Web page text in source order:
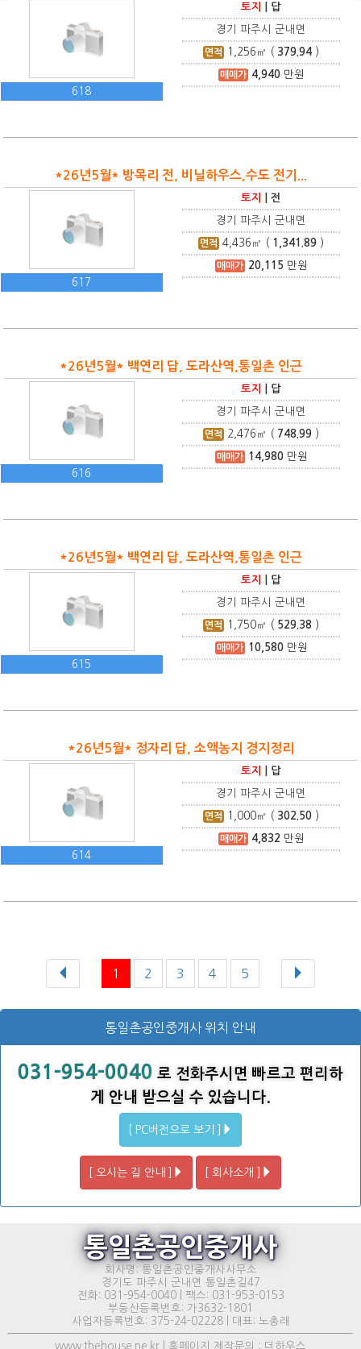
618
토지 답
경기 파주시 군내면
면적 1,256 ㎡ ( 379.94 )
매매가 4,940만원
*26년5월* 방목리 전, 비닐하우스,수도 전기...
617
토지 |전
경기 파주시 군내면
면적 4,436 ㎡ ( 1,341.89 )
매매가 20,115 만원
*26년5월* 백연리 답, 도라산역,통일촌 인근
616
토지 답
경기 파주시 군내면
면적 2,476 ㎡ ( 748.99 )
매매가 14,980만원
*26년5월* 백연리 답, 도라산역,통일촌 인근
615
토지 답
경기 파주시 군내면
면적 1,750㎡ ( 529.38 )
매매가 10,580만원
*26년5월* 정자리 답, 소액농지 경지정리
614
토지 답
경기 파주시 군내면
면적 1,000㎡ ( 302.50 )
매매가 4,832 만원
1 2 3 4 5
통일촌공인중개사 위치 안내
031-954-0040 로 전화주시면 빠르고 편리하
게 안내 받으실 수 있습니다.
[ PC버전으로 보기 ]
[ 오시는 길 안내 ] [ 회사소개 ]
통일촌공인중개사
회사명: 통일촌공인중개사사무소
경기도 파주시 군내면 통일촌길47
전화: 031-954-0040 | 팩스: 031-953-0153
부동산등록번호: 가3632-1801
사업자등록번호: 375-24-02228 | 대표: 노총래
www.thehouse.ne.kr | 홈페이지 제작문의 : 더하우스